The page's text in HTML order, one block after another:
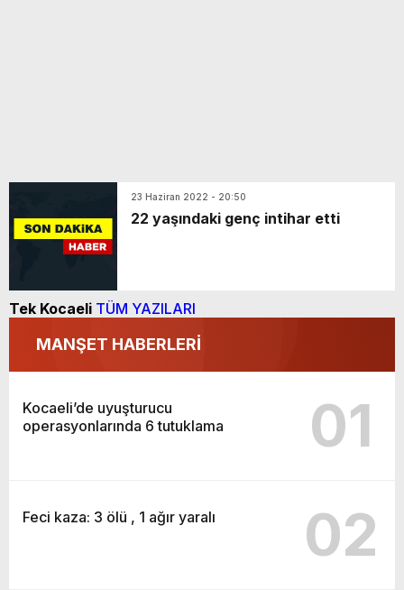
23 Haziran 2022 - 20:50
22 yaşındaki genç intihar etti
Tek Kocaeli TÜM YAZILARI
MANŞET HABERLERİ
Kocaeli’de uyuşturucu
operasyonlarında 6 tutuklama
01
Feci kaza: 3 ölü , 1 ağır yaralı 02